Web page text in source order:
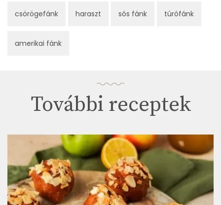
csörögefánk haraszt sós fánk túrófánk
amerikai fánk
További receptek